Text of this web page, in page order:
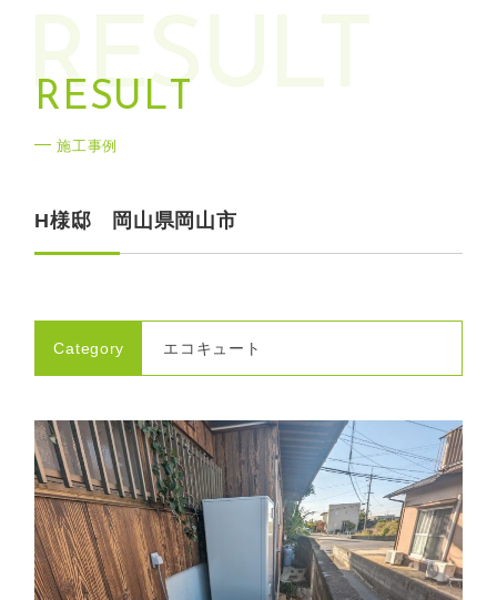
RESU L T
施工事例
RESULT
H様邸 岡山県岡山市
Category エコキュート